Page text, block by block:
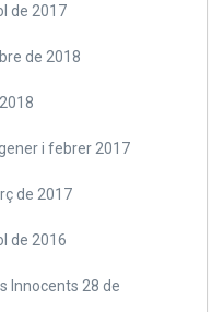
de 2017
de 2018
i febrer 2017
de 2017
de 2016
Innocents 28 de